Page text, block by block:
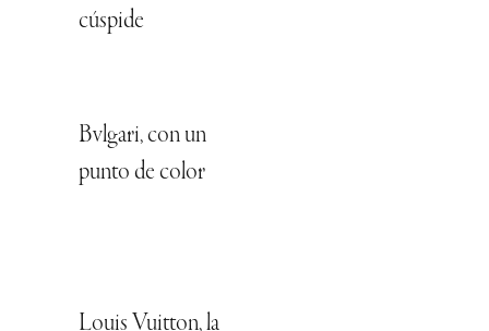
cúspide
Bvlgari, con un
punto de color
Louis Vuitton, la